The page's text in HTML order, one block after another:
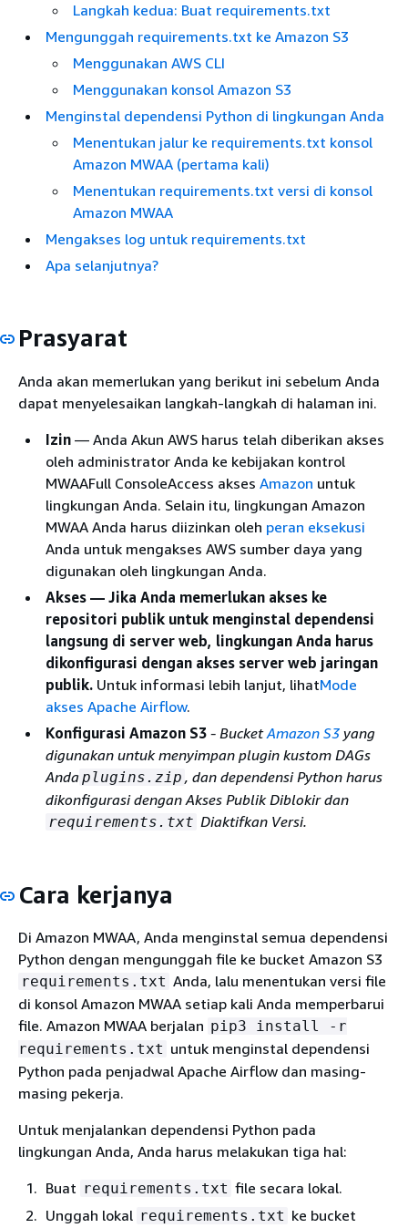
Langkah kedua: Buat requirements.txt
Mengunggah requirements.txt ke Amazon S3
Menggunakan AWS CLI
Menggunakan konsol Amazon S3
Menginstal dependensi Python di lingkungan Anda
Menentukan jalur ke requirements.txt konsol
Amazon MWAA (pertama kali)
Menentukan requirements.txt versi di konsol
Amazon MWAA
Mengakses log untuk requirements.txt
Apa selanjutnya?
Prasyarat
Anda akan memerlukan yang berikut ini sebelum Anda
dapat menyelesaikan langkah-langkah di halaman ini.
Izin — Anda Akun AWS harus telah diberikan akses
oleh administrator Anda ke kebijakan kontrol
MWAAFull ConsoleAccess akses Amazon untuk
lingkungan Anda. Selain itu, lingkungan Amazon
MWAA Anda harus diizinkan oleh peran eksekusi
Anda untuk mengakses AWS sumber daya yang
digunakan oleh lingkungan Anda.
Akses — Jika Anda memerlukan akses ke
repositori publik untuk menginstal dependensi
langsung di server web, lingkungan Anda harus
dikonfigurasi dengan akses server web jaringan
publik. Untuk informasi lebih lanjut, lihatMode
akses Apache Airflow.
Konfigurasi Amazon S3 - BucketAmazon S3 yang
digunakan untuk menyimpan plugin kustom DAGs
Andaplugins.zip , dan dependensi Python harus
dikonfigurasi dengan Akses Publik Diblokir dan
requirements.txt Diaktifkan Versi.
Cara kerjanya
Di Amazon MWAA, Anda menginstal semua dependensi
Python dengan mengunggah file ke bucket Amazon S3
requirements.txt Anda, lalu menentukan versi file
di konsol Amazon MWAA setiap kali Anda memperbarui
file. Amazon MWAA berjalan pip3 install -r
requirements.txt untuk menginstal dependensi
Python pada penjadwal Apache Airflow dan masing-
masing pekerja.
Untuk menjalankan dependensi Python pada
lingkungan Anda, Anda harus melakukan tiga hal:
Buat requirements.txt file secara lokal.
Unggah lokal requirements.txt ke bucket